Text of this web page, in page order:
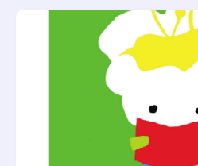
BIBLIOTHÈQUES ÉVÉNEMENTS ,
LITTÉRATURE JEUNESSE